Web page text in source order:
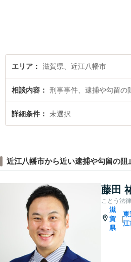
エリア 滋賀県、近江八幡市
相談内容 刑事事件、逮捕や勾留の
詳細条件 未選択
近江八幡市から近い逮捕や勾留の
藤田
ことう法
滋
賀
県
東
江